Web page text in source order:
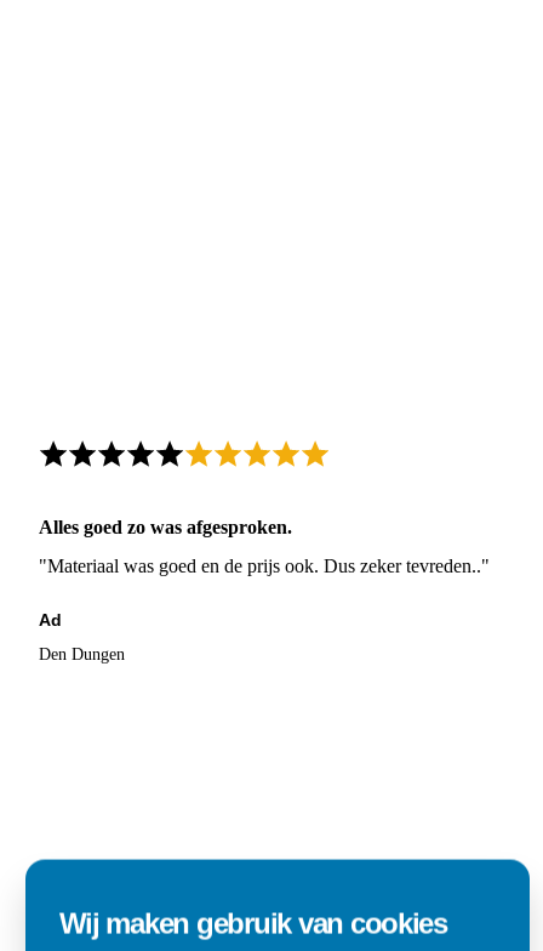
Alles goed zo was afgesproken.
"Materiaal was goed en de prijs ook. Dus zeker tevreden.."
Ad
Den Dungen
Wij maken gebruik van cookies